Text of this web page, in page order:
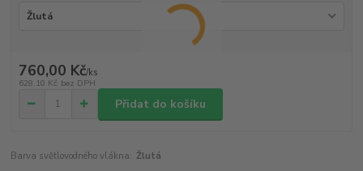
760,00 Kč/ks
628,10 Kč bez DPH
Přidat do košíku
Barva světlovodného vlákna: Žlutá